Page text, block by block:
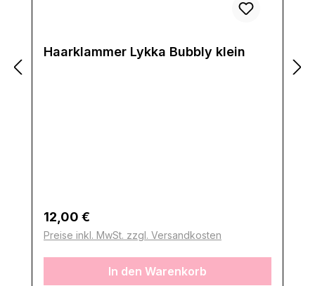
Haarklammer Lykka Bubbly klein
Regulärer Preis:
12,00 €
Preise inkl. MwSt. zzgl. Versandkosten
In den Warenkorb